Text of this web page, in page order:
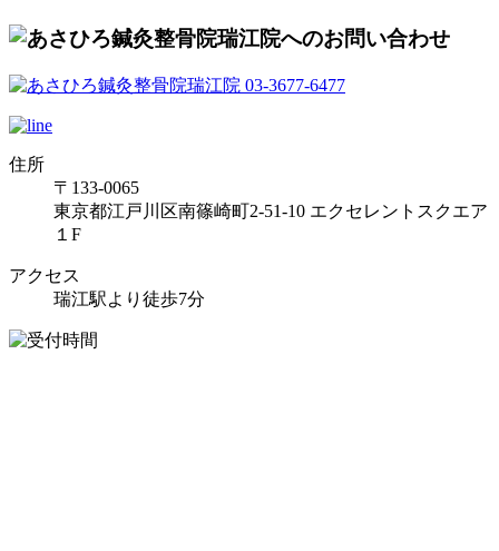
住所
〒133-0065
東京都江戸川区南篠崎町2-51-10 エクセレントスクエア
１F
アクセス
瑞江駅より徒歩7分